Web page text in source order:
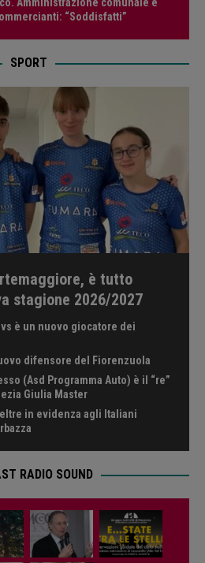
“Soddisfatti”
SPORT
è tutto
stagione 2026/2027
è un nuovo giocatore dei
difensore del Fiorenzuola
(Asd Programma Auto) è il “re”
Giulia Master
in evidenza agli Italiani
RADIO SOUND